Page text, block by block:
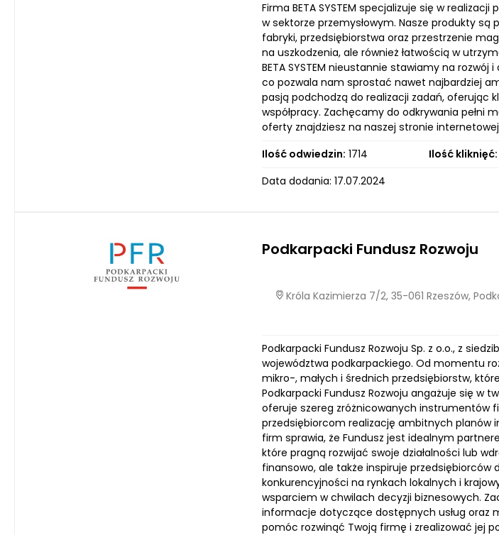
Firma BETA SYSTEM specjalizuje się w
w sektorze przemysłowym. Nasze produkty
fabryki, przedsiębiorstwa oraz przestrzenie
na uszkodzenia, ale również łatwością w
BETA SYSTEM nieustannie stawiamy na
co pozwala nam sprostać nawet najbardziej
pasją podchodzą do realizacji zadań, oferując
współpracy. Zachęcamy do odkrywania pełni
oferty znajdziesz na naszej stronie
Ilość odwiedzin: 1714 Ilość kliknięć:
Data dodania: 17.07.2024
Podkarpacki Fundusz Rozwoju
Króla Kazimierza 7/2, 35-061 Rzeszów,
Podkarpacki Fundusz Rozwoju Sp. z o.o., z
województwa podkarpackiego. Od momentu
mikro-, małych i średnich przedsiębiorstw,
Podkarpacki Fundusz Rozwoju angażuje się w
oferuje szereg zróżnicowanych instrumentów
przedsiębiorcom realizację ambitnych planów
firm sprawia, że Fundusz jest idealnym
które pragną rozwijać swoje działalności lub
finansowo, ale także inspiruje przedsiębiorców
konkurencyjności na rynkach lokalnych i
wsparciem w chwilach decyzji biznesowych.
informacje dotyczące dostępnych usług oraz
pomóc rozwinąć Twoją firmę i zrealizować jej